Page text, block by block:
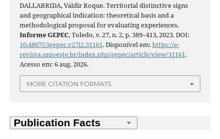
DALLABRIDA, Valdir Roque. Territorial distinctive signs
and geographical indication: theoretical basis and a
methodological proposal for evaluating experiences.
Informe GEPEC, Toledo, v. 27, n. 2, p. 389–413, 2023. DOI:
10.48075/igepec.v27i2.31161. Disponível em: https://e-
revista.unioeste.br/index.php/gepec/article/view/31161.
Acesso em: 6 aug. 2026.
MORE CITATION FORMATS